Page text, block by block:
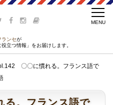
ランセが
立つ情報」をお届けします。
〇〇に慣れる。フランス語で
。フランス語で